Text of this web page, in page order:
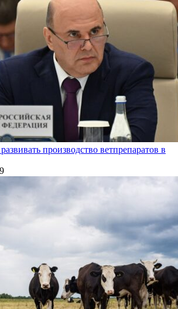
производство ветпрепаратов в